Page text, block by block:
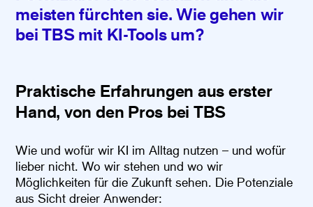
meisten fürchten sie. Wie gehen wir
bei TBS mit KI-Tools um?
Praktische Erfahrungen aus erster
Hand, von den Pros bei TBS
Wie und wofür wir KI im Alltag nutzen – und wofür
lieber nicht. Wo wir stehen und wo wir
Möglichkeiten für die Zukunft sehen. Die Potenziale
aus Sicht dreier Anwender: